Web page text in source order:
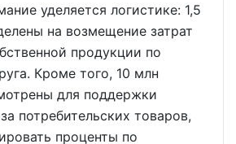
уделяется логистике: 1,5
на возмещение затрат
продукции по
Кроме того, 10 млн
для поддержки
потребительских товаров,
проценты по